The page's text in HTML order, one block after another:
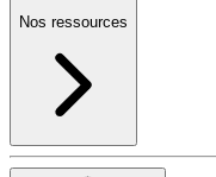
Nos ressources